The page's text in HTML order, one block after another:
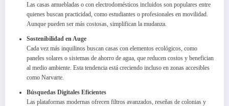
Las casas amuebladas o con electrodomésticos incluidos son populares entre
quienes buscan practicidad, como estudiantes o profesionales en movilidad.
Aunque pueden ser más costosas, simplifican la mudanza.
Sostenibilidad en Auge
Cada vez más inquilinos buscan casas con elementos ecológicos, como
paneles solares o sistemas de ahorro de agua, que reducen costos y benefician
al medio ambiente. Esta tendencia está creciendo incluso en zonas accesibles
como Narvarte.
Búsquedas Digitales Eficientes
Las plataformas modernas ofrecen filtros avanzados, reseñas de colonias y